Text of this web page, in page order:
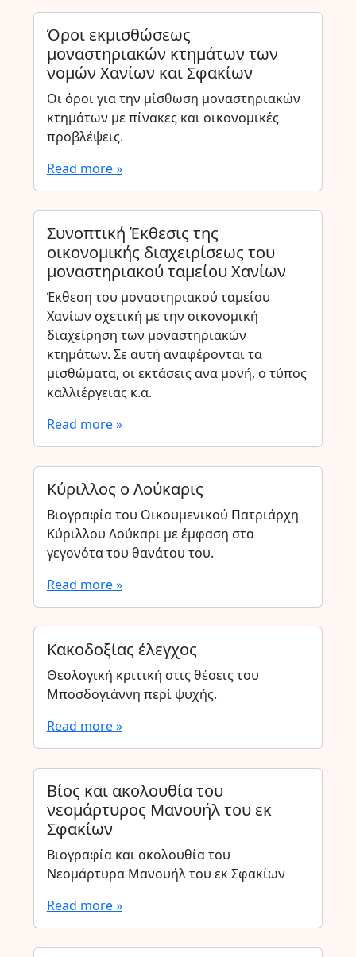
Όροι εκμισθώσεως
μοναστηριακών κτημάτων των
νομών Χανίων και Σφακίων
Οι όροι για την μίσθωση μοναστηριακών
κτημάτων με πίνακες και οικονομικές
προβλέψεις.
Read more »
Συνοπτική Έκθεσις της
οικονομικής διαχειρίσεως του
μοναστηριακού ταμείου Χανίων
Έκθεση του μοναστηριακού ταμείου
Χανίων σχετική με την οικονομική
διαχείρηση των μοναστηριακών
κτημάτων. Σε αυτή αναφέρονται τα
μισθώματα, οι εκτάσεις ανα μονή, ο τύπος
καλλιέργειας κ.α.
Read more »
Κύριλλος ο Λούκαρις
Βιογραφία του Οικουμενικού Πατριάρχη
Κύριλλου Λούκαρι με έμφαση στα
γεγονότα του θανάτου του.
Read more »
Κακοδοξίας έλεγχος
Θεολογική κριτική στις θέσεις του
Μποσδογιάννη περί ψυχής.
Read more »
Βίος και ακολουθία του
νεομάρτυρος Μανουήλ του εκ
Σφακίων
Βιογραφία και ακολουθία του
Νεομάρτυρα Μανουήλ του εκ Σφακίων
Read more »